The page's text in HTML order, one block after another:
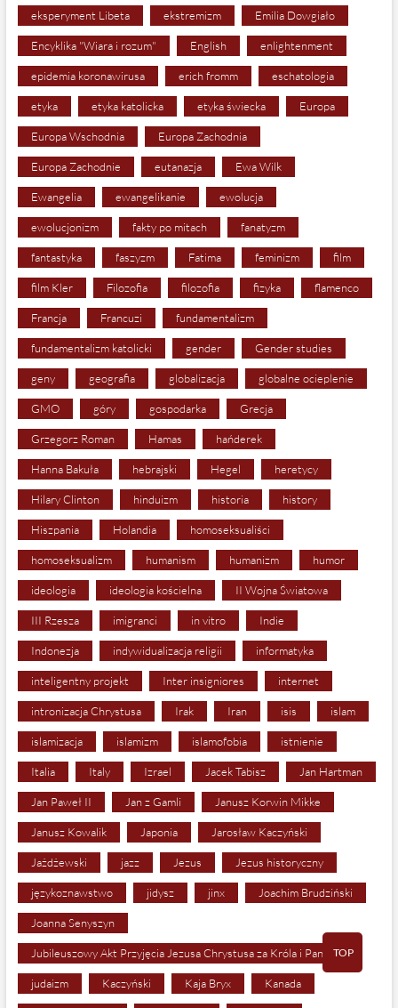
eksperyment Libeta ekstremizm Emilia Dowgiało
Encyklika "Wiara i rozum" English enlightenment
epidemia koronawirusa erich fromm eschatologia
etyka etyka katolicka etyka świecka Europa
Europa Wschodnia Europa Zachodnia
Europa Zachodnie eutanazja Ewa Wilk
Ewangelia ewangelikanie ewolucja
ewolucjonizm fakty po mitach fanatyzm
fantastyka faszyzm Fatima feminizm film
film Kler Filozofia filozofia fizyka flamenco
Francja Francuzi fundamentalizm
fundamentalizm katolicki gender Gender studies
geny geografia globalizacja globalne ocieplenie
GMO góry gospodarka Grecja
Grzegorz Roman Hamas hańderek
Hanna Bakuła hebrajski Hegel heretycy
Hilary Clinton hinduizm historia history
Hiszpania Holandia homoseksualiści
homoseksualizm humanism humanizm humor
ideologia ideologia kościelna II Wojna Światowa
III Rzesza imigranci in vitro Indie
Indonezja indywidualizacja religii informatyka
inteligentny projekt Inter insigniores internet
intronizacja Chrystusa Irak Iran isis islam
islamizacja islamizm islamofobia istnienie
Italia Italy Izrael Jacek Tabisz Jan Hartman
Jan Paweł II Jan z Gamli Janusz Korwin Mikke
Janusz Kowalik Japonia Jarosław Kaczyński
Jażdżewski jazz Jezus Jezus historyczny
językoznawstwo jidysz jinx Joachim Brudziński
Joanna Senyszyn
Jubileuszowy Akt Przyjęcia Jezusa Chrystusa za Króla i Pana
judaizm Kaczyński Kaja Bryx Kanada
TOP